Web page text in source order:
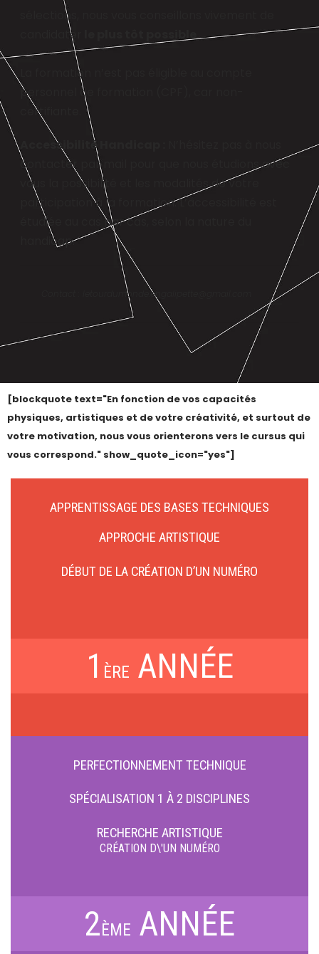
sélections, nous vous conseillons vivement de
candidater
le plus tôt possible.
La formation n’est pas éligible au compte
personnel de formation (CPF), car non-
certifiante.
Accessibilité Handicap :
contacter par mail pour que nous étudions avec
vous la possibilité et les modalités de votre
participation à la formation. L’accessibilité est
étudiée au cas par cas, selon la nature du
handicap.
Contact : letourdumonde.engalipette@gmail.com
[blockquote text="En fonction de vos capacités
physiques, artistiques et de votre créativité, et surtout de
votre motivation, nous vous orienterons vers le cursus qui
vous correspond." show_quote_icon="yes"]
APPRENTISSAGE DES BASES TECHNIQUES
APPROCHE ARTISTIQUE
DÉBUT DE LA CRÉATION D’UN NUMÉRO
1 ÈRE ANNÉE
PERFECTIONNEMENT TECHNIQUE
SPÉCIALISATION 1 À 2 DISCIPLINES
RECHERCHE ARTISTIQUE
CRÉATION D\'UN NUMÉRO
2ÈME ANNÉE